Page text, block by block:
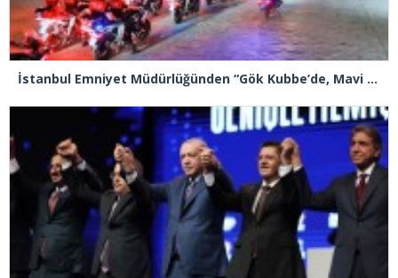
İstanbul Emniyet Müdürlüğünden “Gök Kubbe’de, Mavi Vatan’da, Şanlı Topraklarda: İstanbul Emniyeti Her Yerde” paylaşımı